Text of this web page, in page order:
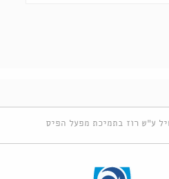
ע"ש רוז בתמיכת מפעל הפיס